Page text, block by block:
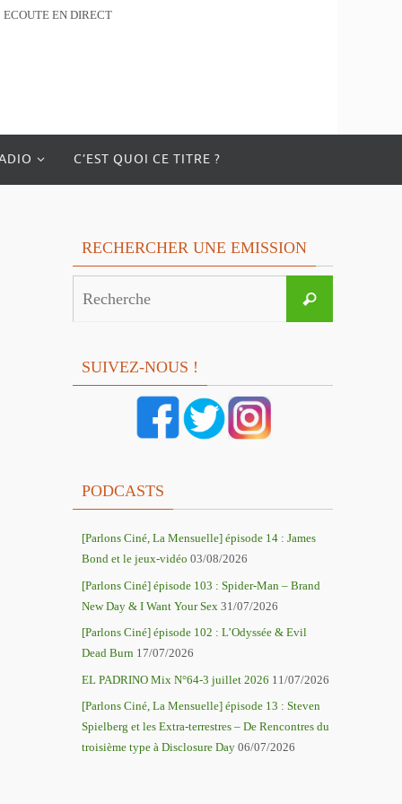
ECOUTE EN DIRECT
C’EST QUOI CE TITRE ?
RECHERCHER UNE EMISSION
Recherche
SUIVEZ-NOUS !
PODCASTS
[Parlons Ciné, La Mensuelle] épisode 14 : James
Bond et le jeux-vidéo 03/08/2026
[Parlons Ciné] épisode 103 : Spider-Man – Brand
New Day & I Want Your Sex 31/07/2026
[Parlons Ciné] épisode 102 : L’Odyssée & Evil
Dead Burn 17/07/2026
EL PADRINO Mix N°64-3 juillet 2026 11/07/2026
[Parlons Ciné, La Mensuelle] épisode 13 : Steven
Spielberg et les Extra-terrestres – De Rencontres du
troisième type à Disclosure Day 06/07/2026